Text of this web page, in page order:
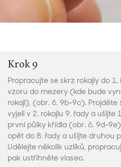
Krok 9
Propracujte se skrz rokajly do
vzoru do mezery (kde bude
rokajl), (obr. č. 9b-9c). Projděte
vyjeli v 2. rokajlu 9. řady a ušijte
první půlky křídla (obr. č. 9d-
opět do 8. řady a ušijte druhou
Udělejte několik uzlíků,
pak ustřihněte vlasec.